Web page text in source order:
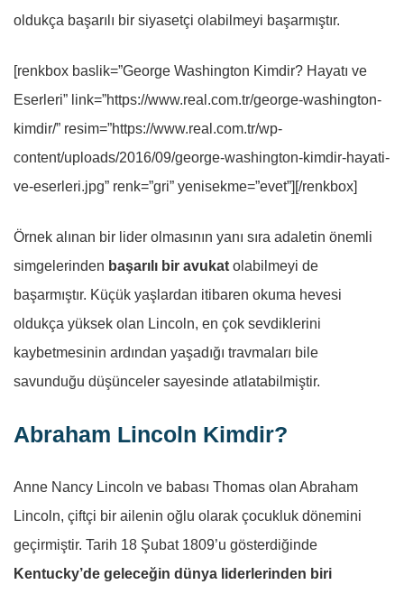
oldukça başarılı bir siyasetçi olabilmeyi başarmıştır.
[renkbox baslik=”George Washington Kimdir? Hayatı ve
Eserleri” link=”https://www.real.com.tr/george-washington-
kimdir/” resim=”https://www.real.com.tr/wp-
content/uploads/2016/09/george-washington-kimdir-hayati-
ve-eserleri.jpg” renk=”gri” yenisekme=”evet”][/renkbox]
Örnek alınan bir lider olmasının yanı sıra adaletin önemli
simgelerinden başarılı bir avukat olabilmeyi de
başarmıştır. Küçük yaşlardan itibaren okuma hevesi
oldukça yüksek olan Lincoln, en çok sevdiklerini
kaybetmesinin ardından yaşadığı travmaları bile
savunduğu düşünceler sayesinde atlatabilmiştir.
Abraham Lincoln Kimdir?
Anne Nancy Lincoln ve babası Thomas olan Abraham
Lincoln, çiftçi bir ailenin oğlu olarak çocukluk dönemini
geçirmiştir. Tarih 18 Şubat 1809’u gösterdiğinde
Kentucky’de geleceğin dünya liderlerinden biri